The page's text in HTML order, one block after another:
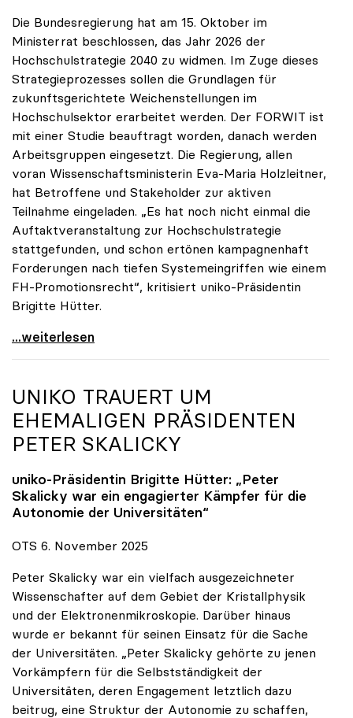
Die Bundesregierung hat am 15. Oktober im
Ministerrat beschlossen, das Jahr 2026 der
Hochschulstrategie 2040 zu widmen. Im Zuge dieses
Strategieprozesses sollen die Grundlagen für
zukunftsgerichtete Weichenstellungen im
Hochschulsektor erarbeitet werden. Der FORWIT ist
mit einer Studie beauftragt worden, danach werden
Arbeitsgruppen eingesetzt. Die Regierung, allen
voran Wissenschaftsministerin Eva-Maria Holzleitner,
hat Betroffene und Stakeholder zur aktiven
Teilnahme eingeladen. „Es hat noch nicht einmal die
Auftaktveranstaltung zur Hochschulstrategie
stattgefunden, und schon ertönen kampagnenhaft
Forderungen nach tiefen Systemeingriffen wie einem
FH-Promotionsrecht“, kritisiert uniko-Präsidentin
Brigitte Hütter.
„Deplatzierte Kampagne“: uniko irritiert über
...weiterlesen
UNIKO TRAUERT UM
EHEMALIGEN PRÄSIDENTEN
PETER SKALICKY
uniko-Präsidentin Brigitte Hütter: „Peter
Skalicky war ein engagierter Kämpfer für die
Autonomie der Universitäten“
OTS 6. November 2025
Peter Skalicky war ein vielfach ausgezeichneter
Wissenschafter auf dem Gebiet der Kristallphysik
und der Elektronenmikroskopie. Darüber hinaus
wurde er bekannt für seinen Einsatz für die Sache
der Universitäten. „Peter Skalicky gehörte zu jenen
Vorkämpfern für die Selbstständigkeit der
Universitäten, deren Engagement letztlich dazu
beitrug, eine Struktur der Autonomie zu schaffen,